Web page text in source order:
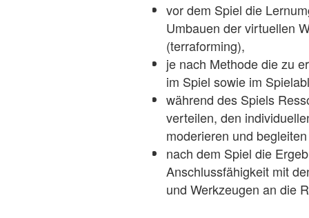
vor dem Spiel die
Umbauen der virtuellen
(terraforming),
je nach Methode die zu
im Spiel sowie im
während des Spiels
verteilen, den
moderieren und
nach dem Spiel die
Anschlussfähigkeit mit
und Werkzeugen an die